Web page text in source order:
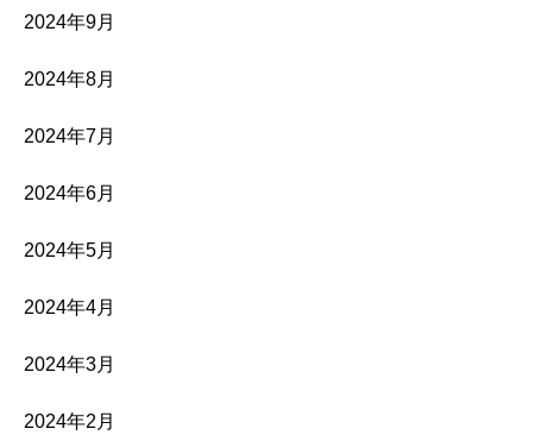
2024年9月
2024年8月
2024年7月
2024年6月
2024年5月
2024年4月
2024年3月
2024年2月